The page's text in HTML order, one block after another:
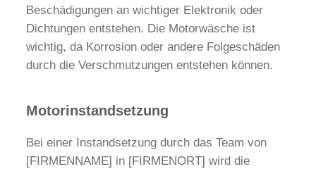
Beschädigungen an wichtiger Elektronik oder
Dichtungen entstehen. Die Motorwäsche ist
wichtig, da Korrosion oder andere Folgeschäden
durch die Verschmutzungen entstehen können.
Motorinstandsetzung
Bei einer Instandsetzung durch das Team von
[FIRMENNAME] in [FIRMENORT] wird die